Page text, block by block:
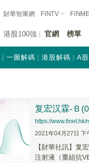
財華智庫網 FINTV
港股100強 官網 榜單
一圖解碼 港股解碼 A
复宏汉霖-Ｂ
https://
2021年04月27日 下
【財華社訊】复
注射液（重組抗